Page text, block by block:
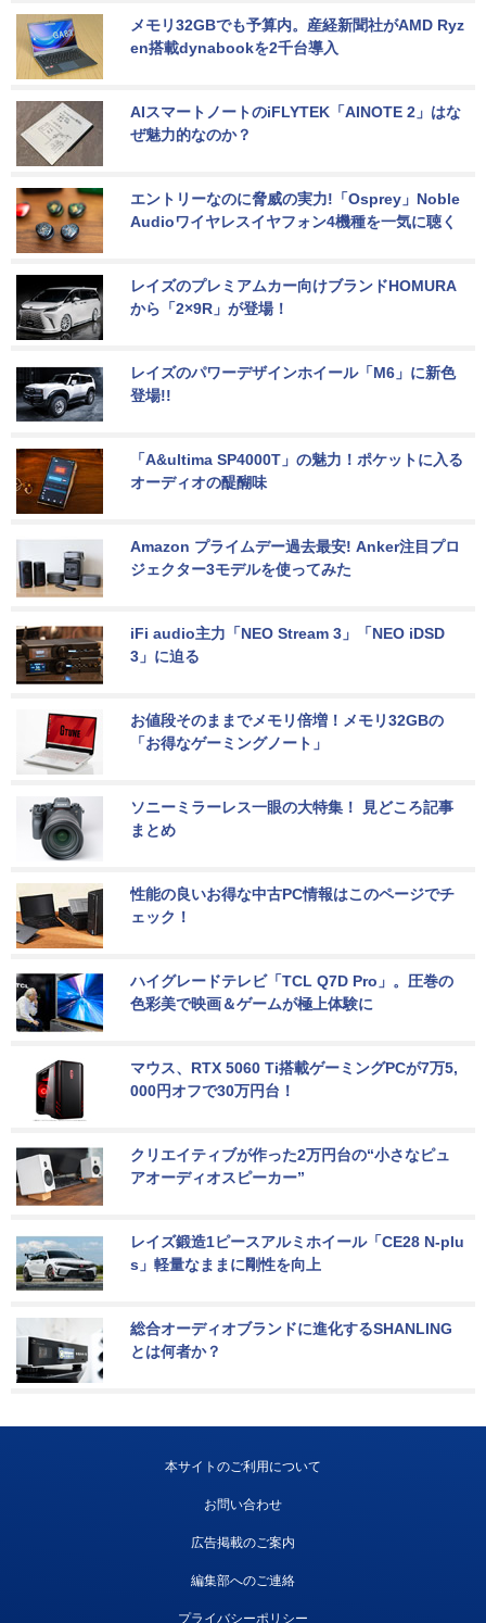
メモリ32GBでも予算内。産経新聞社がAMD Ryz
en搭載dynabookを2千台導入
AIスマートノートのiFLYTEK「AINOTE 2」はな
ぜ魅力的なのか？
エントリーなのに脅威の実力!「Osprey」Noble
Audioワイヤレスイヤフォン4機種を一気に聴く
レイズのプレミアムカー向けブランドHOMURA
から「2×9R」が登場！
レイズのパワーデザインホイール「M6」に新色
登場!!
「A&ultima SP4000T」の魅力！ポケットに入る
オーディオの醍醐味
Amazon プライムデー過去最安! Anker注目プロ
ジェクター3モデルを使ってみた
iFi audio主力「NEO Stream 3」「NEO iDSD
3」に迫る
お値段そのままでメモリ倍増！メモリ32GBの
「お得なゲーミングノート」
ソニーミラーレス一眼の大特集！ 見どころ記事
まとめ
性能の良いお得な中古PC情報はこのページでチ
ェック！
ハイグレードテレビ「TCL Q7D Pro」。圧巻の
色彩美で映画＆ゲームが極上体験に
マウス、RTX 5060 Ti搭載ゲーミングPCが7万5,
000円オフで30万円台！
クリエイティブが作った2万円台の“小さなピュ
アオーディオスピーカー”
レイズ鍛造1ピースアルミホイール「CE28 N-plu
s」軽量なままに剛性を向上
総合オーディオブランドに進化するSHANLING
とは何者か？
本サイトのご利用について
お問い合わせ
広告掲載のご案内
編集部へのご連絡
プライバシーポリシー